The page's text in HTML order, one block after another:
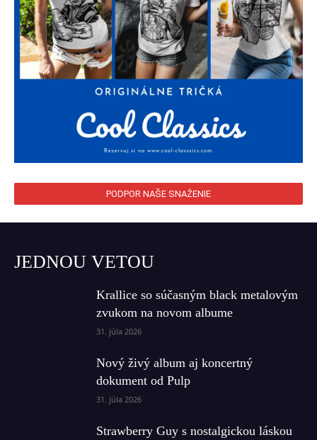
PODPOR NAŠE SNAŽENIE
JEDNOU VETOU
Krallice so súčasným black metalovým
zvukom na novom albume
31. júla 2026
Nový živý album aj koncertný
dokument od Pulp
31. júla 2026
Strawberry Guy s nostalgickou láskou